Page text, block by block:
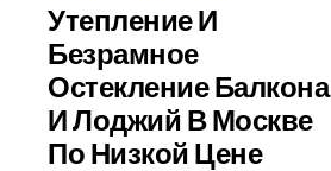
Утепление И
Безрамное
Остекление Балкона
И Лоджий В Москве
По Низкой Цене